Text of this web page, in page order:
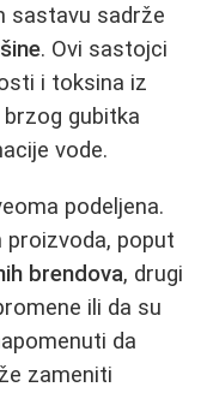
sastavu sadrže
. Ovi sastojci
i toksina iz
gubitka
vode.
podeljena.
proizvoda, poput
brendova, drugi
ili da su
da
zameniti